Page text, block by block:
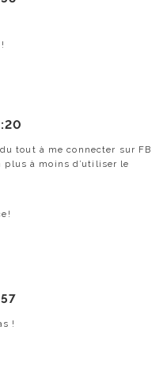
tout à me connecter sur FB
plus à moins d’utiliser le
!